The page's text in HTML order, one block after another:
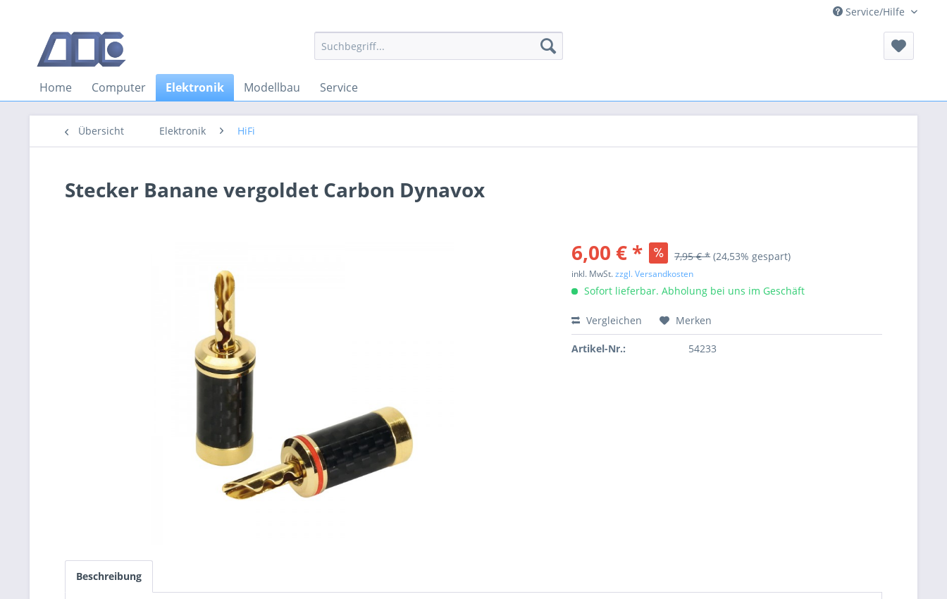
Service/Hilfe
Home Computer Elektronik Modellbau Service
Übersicht Elektronik HiFi
Stecker Banane vergoldet Carbon Dynavox
6,00 € * 7,95 € * (24,53% gespart)
inkl. MwSt.zzgl. Versandkosten
Sofort lieferbar. Abholung bei uns im Geschäft
Vergleichen Merken
Artikel-Nr.: 54233
Beschreibung